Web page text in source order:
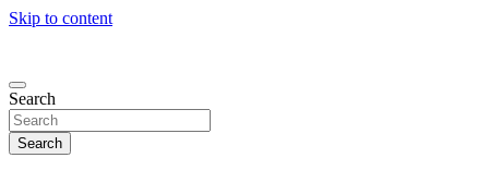
Skip to content
Search
Search